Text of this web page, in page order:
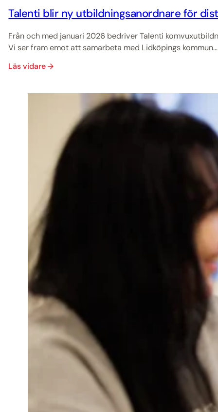
Talenti blir ny utbildningsanordnare för
Från och med januari 2026 bedriver Talenti
Vi ser fram emot att samarbeta med Lidköpings kommun...
Läs vidare